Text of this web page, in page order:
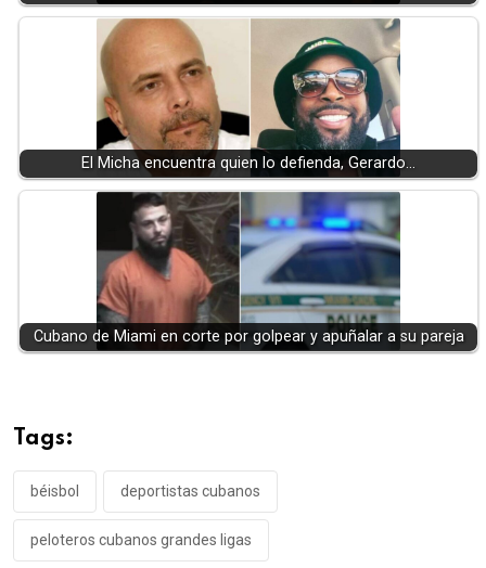
El Micha encuentra quien lo defienda, Gerardo…
Cubano de Miami en corte por golpear y apuñalar a su pareja
Tags:
béisbol deportistas cubanos
peloteros cubanos grandes ligas